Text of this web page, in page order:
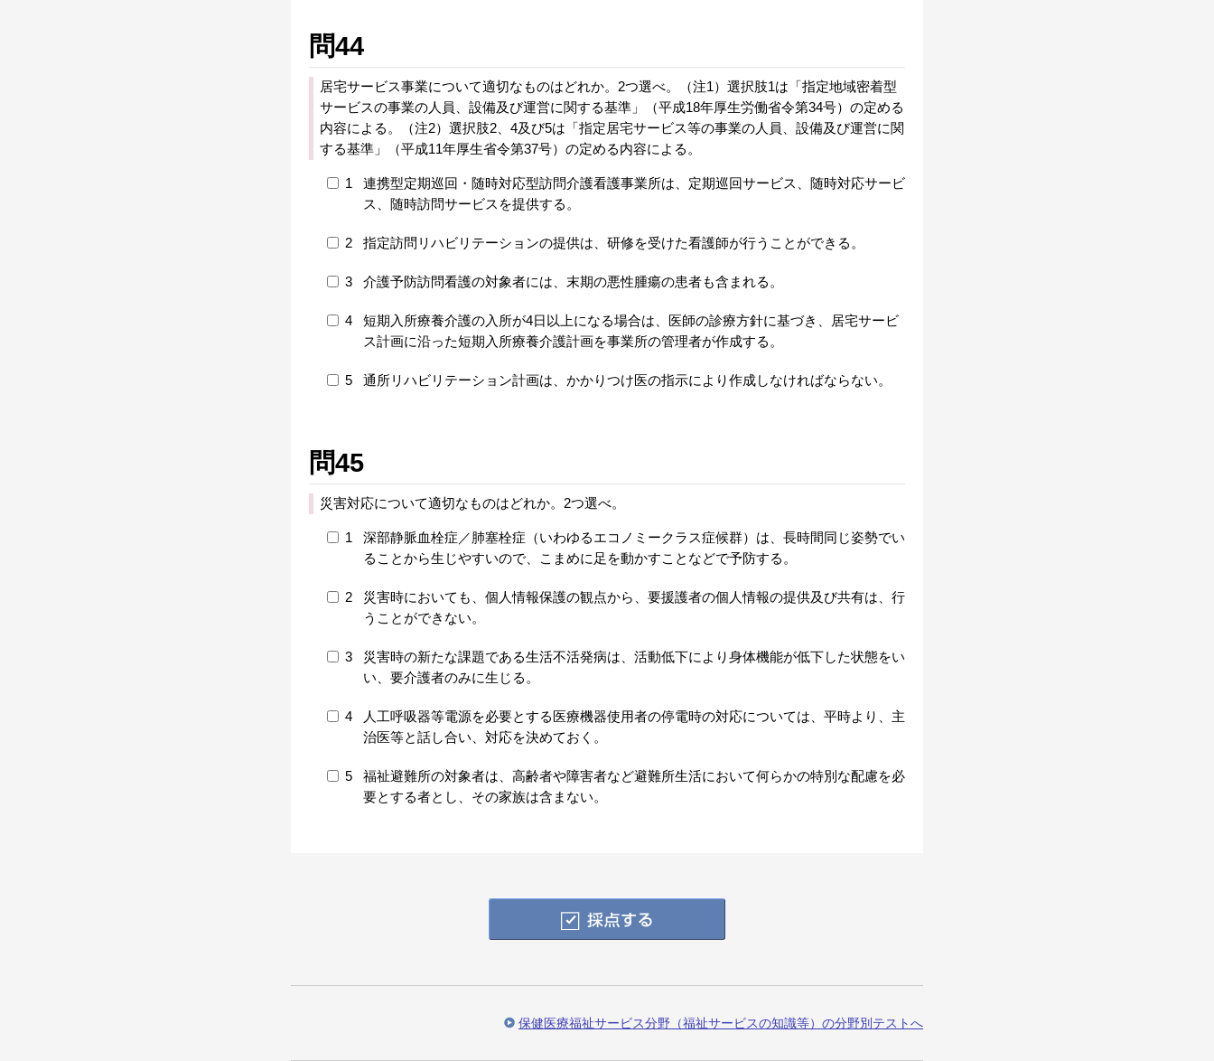
問44
居宅サービス事業について適切なものはどれか。2つ選べ。（注1）選択肢1は「指定地域密着型
サービスの事業の人員、設備及び運営に関する基準」（平成18年厚生労働省令第34号）の定める
内容による。（注2）選択肢2、4及び5は「指定居宅サービス等の事業の人員、設備及び運営に関
する基準」（平成11年厚生省令第37号）の定める内容による。
1
連携型定期巡回・随時対応型訪問介護看護事業所は、定期巡回サービス、随時対応サービ
ス、随時訪問サービスを提供する。
2 指定訪問リハビリテーションの提供は、研修を受けた看護師が行うことができる。
3 介護予防訪問看護の対象者には、末期の悪性腫瘍の患者も含まれる。
4
短期入所療養介護の入所が4日以上になる場合は、医師の診療方針に基づき、居宅サービ
ス計画に沿った短期入所療養介護計画を事業所の管理者が作成する。
5 通所リハビリテーション計画は、かかりつけ医の指示により作成しなければならない。
問45
災害対応について適切なものはどれか。2つ選べ。
1
深部静脈血栓症／肺塞栓症（いわゆるエコノミークラス症候群）は、長時間同じ姿勢でい
ることから生じやすいので、こまめに足を動かすことなどで予防する。
2
災害時においても、個人情報保護の観点から、要援護者の個人情報の提供及び共有は、行
うことができない。
3
災害時の新たな課題である生活不活発病は、活動低下により身体機能が低下した状態をい
い、要介護者のみに生じる。
4
人工呼吸器等電源を必要とする医療機器使用者の停電時の対応については、平時より、主
治医等と話し合い、対応を決めておく。
5
福祉避難所の対象者は、高齢者や障害者など避難所生活において何らかの特別な配慮を必
要とする者とし、その家族は含まない。
保健医療福祉サービス分野（福祉サービスの知識等）の分野別テストへ